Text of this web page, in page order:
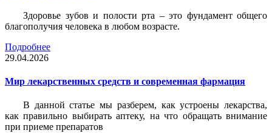
Здоровье зубов и полости рта – это фундамент общего
благополучия человека в любом возрасте.
Подробнее
29.04.2026
Мир лекарственных средств и современная фармация
В данной статье мы разберем, как устроены лекарства,
как правильно выбирать аптеку, на что обращать внимание
при приеме препаратов